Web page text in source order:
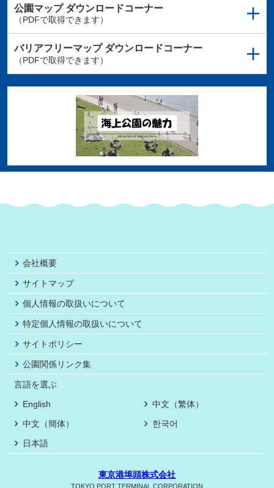
公園マップダウンロードコーナー
（PDFで取得できます）
バリアフリーマップダウンロードコーナー
（PDFで取得できます）
会社概要
サイトマップ
個人情報の取扱いについて
特定個人情報の取扱いについて
サイトポリシー
公園関係リンク集
言語を選ぶ
English
中文（繁体）
中文（簡体）
한국어
日本語
東京港埠頭株式会社
TOKYO PORT TERMINAL CORPORATION